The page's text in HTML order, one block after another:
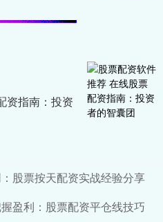
资指南：投资
股票按天配资实战经验分享
盈利：股票配资平仓线技巧